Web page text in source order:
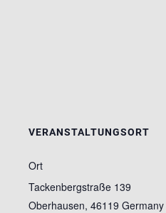
VERANSTALTUNGSORT
Ort
Tackenbergstraße 139
Oberhausen, 46119 Germany